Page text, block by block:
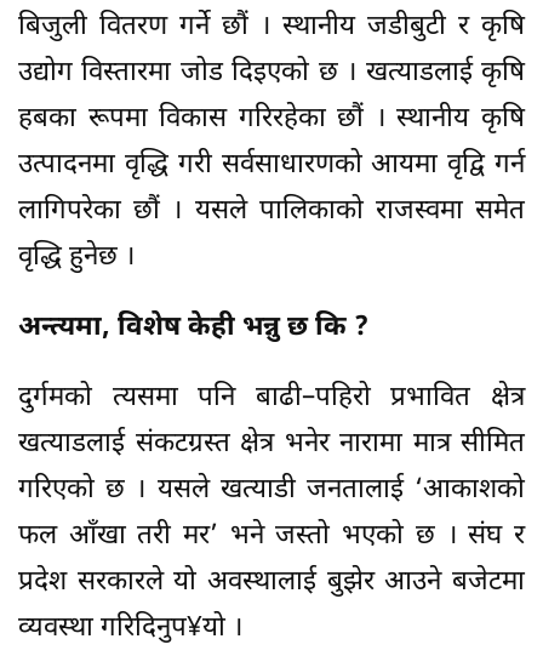
बिजुली वितरण गर्ने छौं । स्थानीय जडीबुटी र कृषि
उद्योग विस्तारमा जोड दिइएको छ । खत्याडलाई कृषि
हबका रूपमा विकास गरिरहेका छौं । स्थानीय कृषि
उत्पादनमा वृद्धि गरी सर्वसाधारणको आयमा वृद्वि गर्न
लागिपरेका छौं । यसले पालिकाको राजस्वमा समेत
वृद्धि हुनेछ ।
अन्त्यमा, विशेष केही भन्नु छ कि ?
दुर्गमको त्यसमा पनि बाढी–पहिरो प्रभावित क्षेत्र
खत्याडलाई संकटग्रस्त क्षेत्र भनेर नारामा मात्र सीमित
गरिएको छ । यसले खत्याडी जनतालाई ‘आकाशको
फल आँखा तरी मर’ भने जस्तो भएको छ । संघ र
प्रदेश सरकारले यो अवस्थालाई बुझेर आउने बजेटमा
व्यवस्था गरिदिनुप¥यो ।